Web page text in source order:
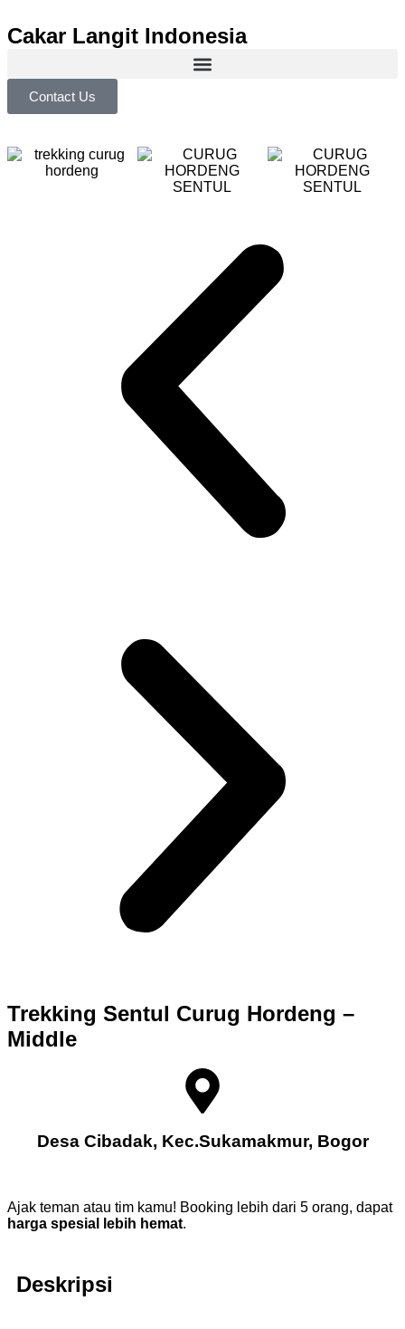
Cakar Langit Indonesia
Contact Us
Trekking Sentul Curug Hordeng –
Middle
Desa Cibadak, Kec.Sukamakmur, Bogor
Ajak teman atau tim kamu! Booking lebih dari 5 orang, dapat
harga spesial lebih hemat.
Deskripsi